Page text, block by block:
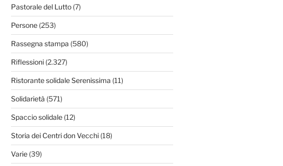
Pastorale del Lutto(7)
Persone(253)
Rassegna stampa (580)
Riflessioni(2.327)
Ristorante solidale Serenissima (11)
Solidarietà (571)
Spaccio solidale(12)
Storia dei Centri don Vecchi(18)
Varie(39)